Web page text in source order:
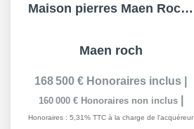
Maison pierres Maen Roch 6 pièce(s) 121.5 m2, 5ch, 2 RDC,...
Maen roch
168 500 € Honoraires inclus
160 000 € Honoraires non inclus
Honoraires : 5,31% TTC à la charge de l'acquéreur